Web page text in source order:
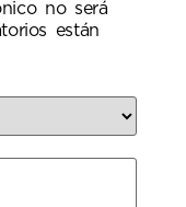
no será
están